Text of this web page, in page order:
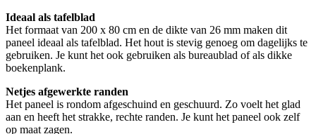
Ideaal als tafelblad
Het formaat van 200 x 80 cm en de dikte van 26 mm maken dit
paneel ideaal als tafelblad. Het hout is stevig genoeg om dagelijks te
gebruiken. Je kunt het ook gebruiken als bureaublad of als dikke
boekenplank.
Netjes afgewerkte randen
Het paneel is rondom afgeschuind en geschuurd. Zo voelt het glad
aan en heeft het strakke, rechte randen. Je kunt het paneel ook zelf
op maat zagen.